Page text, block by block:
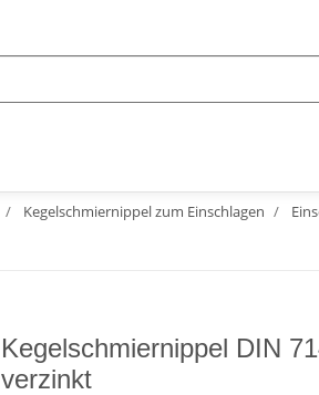
Kegelschmiernippel zum Einschlagen
Kegelschmiernippel DIN
verzinkt